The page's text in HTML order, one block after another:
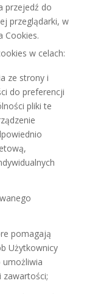
przejedź do
przeglądarki, w
Cookies.
w celach:
ze strony i
do preferencji
pliki te
pomagają
Użytkownicy
zawartości;